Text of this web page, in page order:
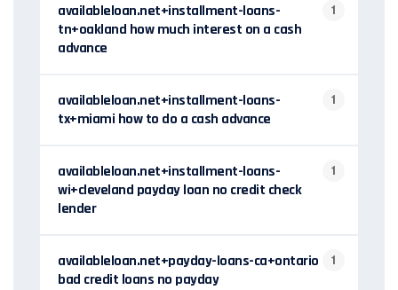
availableloan.net+installment-loans-
tn+oakland how much interest on a cash
advance
1
availableloan.net+installment-loans-
tx+miami how to do a cash advance
1
availableloan.net+installment-loans-
wi+cleveland payday loan no credit check
lender
1
availableloan.net+payday-loans-ca+ontario
bad credit loans no payday
1